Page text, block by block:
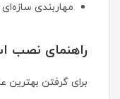
مهاربندی
راهنمای نصب
برای گرفتن بهترین